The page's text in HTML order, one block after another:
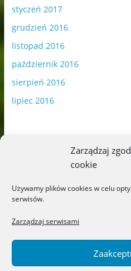
Zarządzaj
cookie
Używamy plików cookies w celu
serwisów.
Zarządzaj serwisami
styczeń 2017
grudzień 2016
listopad 2016
październik 2016
sierpień 2016
lipiec 2016